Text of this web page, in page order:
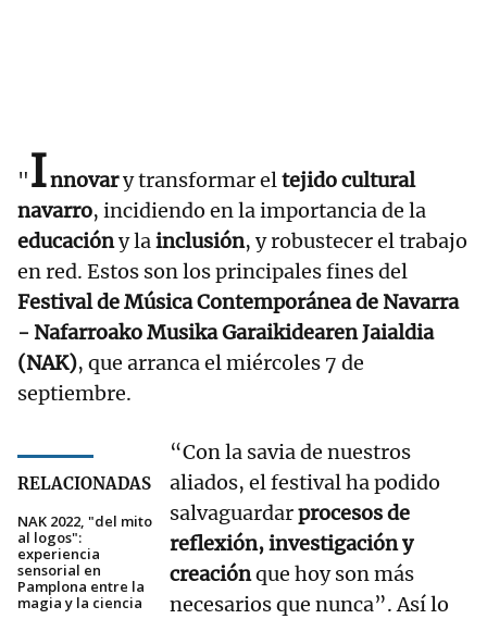
"Innovary transformar eltejido cultural
navarro, incidiendo en la importancia de la
educacióny lainclusión, y robustecer el trabajo
en red. Estos son los principales fines del
Festival de Música Contemporánea de Navarra
- Nafarroako Musika Garaikidearen Jaialdia
(NAK), que arranca el miércoles 7 de
septiembre.
RELACIONADAS
NAK 2022, "del mito
al logos":
experiencia
sensorial en
Pamplona entre la
magia y la ciencia
“Con la savia de nuestros
aliados, el festival ha podido
salvaguardarprocesos de
reflexión, investigación y
creaciónque hoy son más
necesarios que nunca”. Así lo